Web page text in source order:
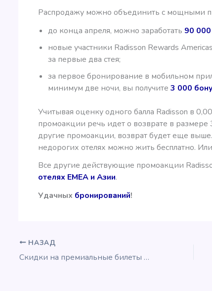
Распродажу можно объединить с мощными
до конца апреля, можно заработать 90
новые участники Radisson Rewards
за первые два стея;
за первое бронирование в мобильном
минимум две ночи, вы получите 3 000
Учитывая оценку одного балла Radisson в
промоакции речь идет о возврате в размере
другие промоакции, возврат будет еще выше.
недорогих отелях можно жить бесплатно.
Все другие действующие промоакции
отелях EMEA и Азии.
Удачных бронирований!
НАЗАД
Скидки на премиальные билеты S7 Airlines